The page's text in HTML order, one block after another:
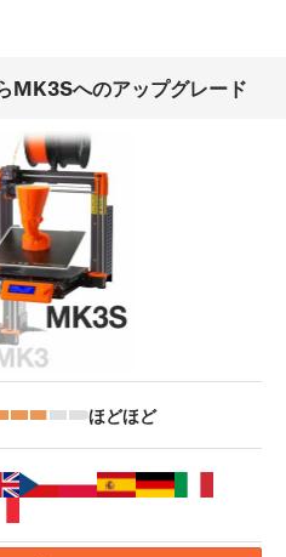
へのアップグレード
ほどほど